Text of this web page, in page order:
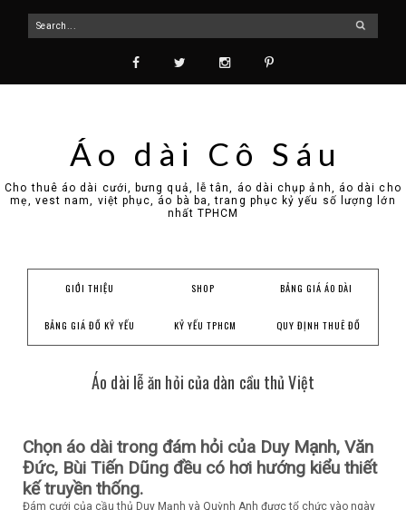
Áo dài Cô Sáu
Cho thuê áo dài cưới, bưng quả, lễ tân, áo dài chụp ảnh, áo dài cho
mẹ, vest nam, việt phục, áo bà ba, trang phục kỷ yếu số lượng lớn
nhất TPHCM
GIỚI THIỆU SHOP BẢNG GIÁ ÁO DÀI
BẢNG GIÁ ĐỒ KỶ YẾU KỶ YẾU TPHCM QUY ĐỊNH THUÊ ĐỒ
Áo dài lễ ăn hỏi của dàn cầu thủ Việt
Chọn áo dài trong đám hỏi của Duy Mạnh, Văn
Đức, Bùi Tiến Dũng đều có hơi hướng kiểu thiết
kế truyền thống.
Đám cưới của cầu thủ Duy Mạnh và Quỳnh Anh được tổ chức vào ngày